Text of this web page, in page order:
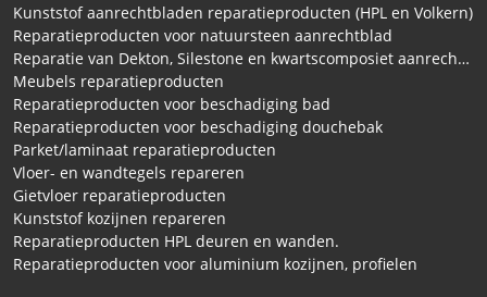
Kunststof aanrechtbladen reparatieproducten (HPL en Volkern)
Reparatieproducten voor natuursteen aanrechtblad
Reparatie van Dekton, Silestone en kwartscomposiet aanrechtbladen
Meubels reparatieproducten
Reparatieproducten voor beschadiging bad
Reparatieproducten voor beschadiging douchebak
Parket/laminaat reparatieproducten
Vloer- en wandtegels repareren
Gietvloer reparatieproducten
Kunststof kozijnen repareren
Reparatieproducten HPL deuren en wanden.
Reparatieproducten voor aluminium kozijnen, profielen